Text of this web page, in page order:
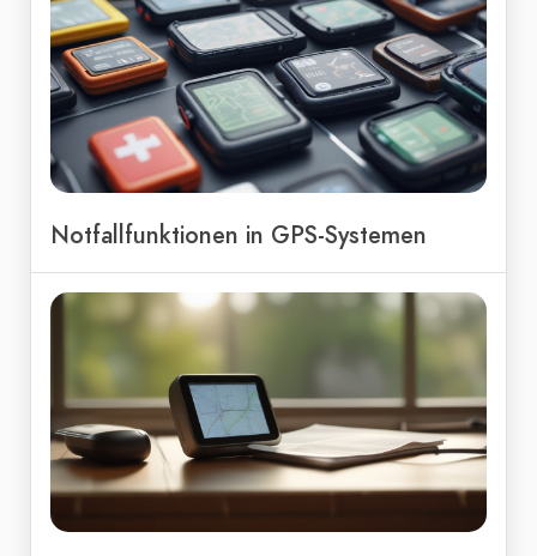
Notfallfunktionen in GPS-Systemen